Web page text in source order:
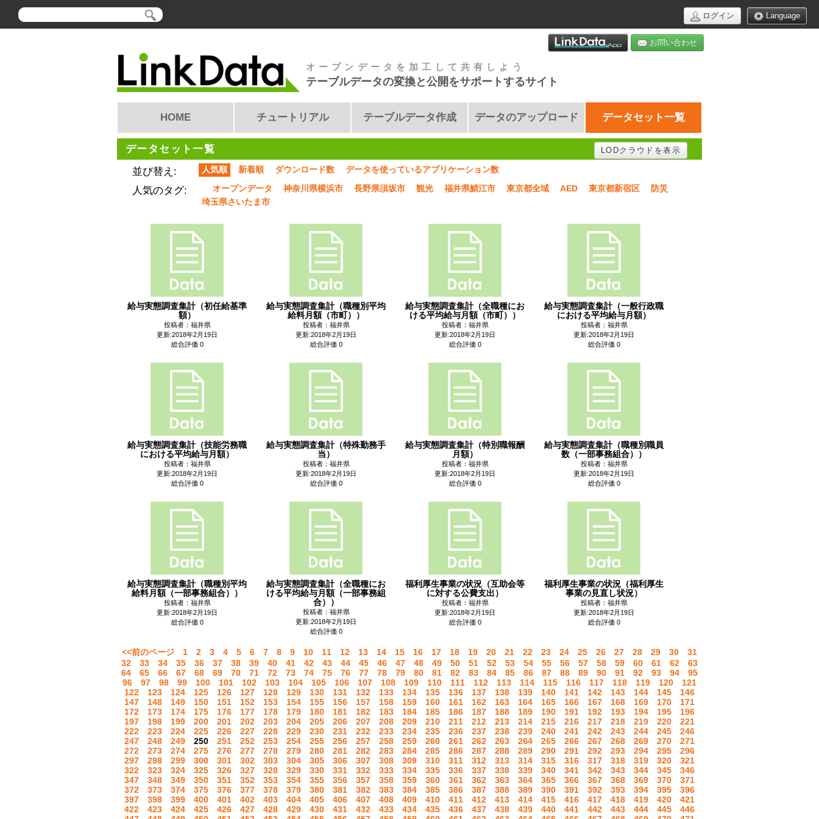
Language
ログイン
お問い合わせ
オープンデータを加工して共有しよう
テーブルデータの変換と公開をサポートするサイト
HOME チュートリアル テーブルデータ作成 データのアップロード データセット一覧
データセット一覧 LODクラウドを表示
並び替え: 人気順 新着順 ダウンロード数 データを使っているアプリケーション数
人気のタグ: オープンデータ 神奈川県横浜市 長野県須坂市 観光 福井県鯖江市 東京都全域 AED 東京都新宿区
防災
埼玉県さいたま市
給与実態調査集計（初任給基準
額）
投稿者：福井県
更新:2018年2月19日
総合評価 0
給与実態調査集計（職種別平均
給料月額（市町））
投稿者：福井県
更新:2018年2月19日
総合評価 0
給与実態調査集計（全職種にお
ける平均給与月額（市町））
投稿者：福井県
更新:2018年2月19日
総合評価 0
給与実態調査集計（一般行政職
における平均給与月額）
投稿者：福井県
更新:2018年2月19日
総合評価 0
給与実態調査集計（技能労務職
における平均給与月額）
投稿者：福井県
更新:2018年2月19日
総合評価 0
給与実態調査集計（特殊勤務手
当）
投稿者：福井県
更新:2018年2月19日
総合評価 0
給与実態調査集計（特別職報酬
月額）
投稿者：福井県
更新:2018年2月19日
総合評価 0
給与実態調査集計（職種別職員
数（一部事務組合））
投稿者：福井県
更新:2018年2月19日
総合評価 0
給与実態調査集計（職種別平均
給料月額（一部事務組合））
投稿者：福井県
更新:2018年2月19日
総合評価 0
給与実態調査集計（全職種にお
ける平均給与月額（一部事務組
合））
投稿者：福井県
更新:2018年2月19日
総合評価 0
福利厚生事業の状況（互助会等
に対する公費支出）
投稿者：福井県
更新:2018年2月19日
総合評価 0
福利厚生事業の状況（福利厚生
事業の見直し状況）
投稿者：福井県
更新:2018年2月19日
総合評価 0
<<前のページ 1 2 3 4 5 6 7 8 9 10 11 12 13 14 15 16 17 18 19 20 21 22 23 24 25 26 27 28 29 30
31
32
33 34 35 36 37 38 39 40 41 42 43 44 45 46 47 48 49 50 51 52 53 54 55 56 57 58 59 60 61 62
63
64
65 66 67 68 69 70 71 72 73 74 75 76 77 78 79 80 81 82 83 84 85 86 87 88 89 90 91 92 93 94
95
96
97 98 99 100 101 102 103 104 105 106 107 108 109 110 111 112 113 114 115 116 117 118 119 120
121
122
123 124 125 126 127 128 129 130 131 132 133 134 135 136 137 138 139 140 141 142 143 144 145
146
147
148 149 150 151 152 153 154 155 156 157 158 159 160 161 162 163 164 165 166 167 168 169 170
171
172
173 174 175 176 177 178 179 180 181 182 183 184 185 186 187 188 189 190 191 192 193 194 195
196
197
198 199 200 201 202 203 204 205 206 207 208 209 210 211 212 213 214 215 216 217 218 219 220
221
222
223 224 225 226 227 228 229 230 231 232 233 234 235 236 237 238 239 240 241 242 243 244 245
246
247
248 249 250 251 252 253 254 255 256 257 258 259 260 261 262 263 264 265 266 267 268 269 270
271
272
273 274 275 276 277 278 279 280 281 282 283 284 285 286 287 288 289 290 291 292 293 294 295
296
297
298 299 300 301 302 303 304 305 306 307 308 309 310 311 312 313 314 315 316 317 318 319 320
321
322
323 324 325 326 327 328 329 330 331 332 333 334 335 336 337 338 339 340 341 342 343 344 345
346
347
348 349 350 351 352 353 354 355 356 357 358 359 360 361 362 363 364 365 366 367 368 369 370
371
372
373 374 375 376 377 378 379 380 381 382 383 384 385 386 387 388 389 390 391 392 393 394 395
396
397
398 399 400 401 402 403 404 405 406 407 408 409 410 411 412 413 414 415 416 417 418 419 420
421
422
423 424 425 426 427 428 429 430 431 432 433 434 435 436 437 438 439 440 441 442 443 444 445
446